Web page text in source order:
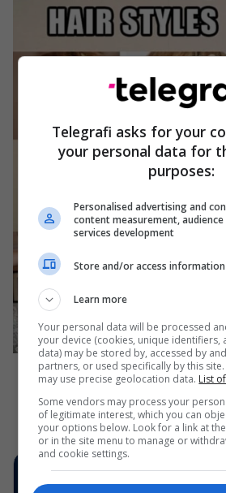
Telegrafi asks for your
your personal data for
purposes:
Personalised advertising and
content measurement, audience
services development
Store and/or access
Learn more
Your personal data will be processed
your device (cookies, unique identifiers,
data) may be stored by, accessed by
partners, or used specifically by this
may use precise geolocation data. List
Some vendors may process your
of legitimate interest, which you can
your options below. Look for a link at
or in the site menu to manage or
and cookie settings.